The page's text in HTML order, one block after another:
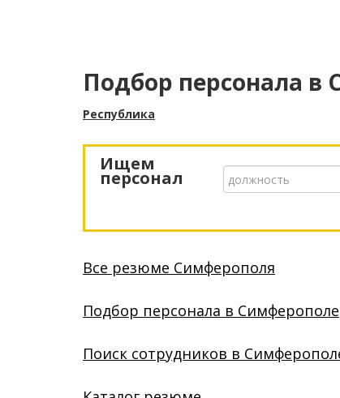
Подбор персонала в
Республика
Ищем
персонал
Все резюме Симферополя
Подбор персонала в Симферополе
Поиск сотрудников в